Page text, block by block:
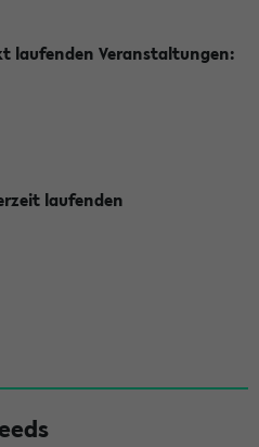
laufenden Veranstaltungen:
laufenden